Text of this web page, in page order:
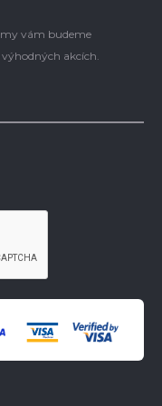
my vám budeme
akcích.